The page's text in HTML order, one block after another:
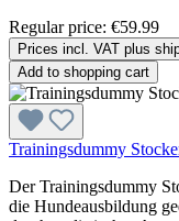
Regular price: €59.99
Prices incl. VAT plus
Add to shopping cart
Trainingsdummy
Der Trainingsdummy
die Hundeausbildung